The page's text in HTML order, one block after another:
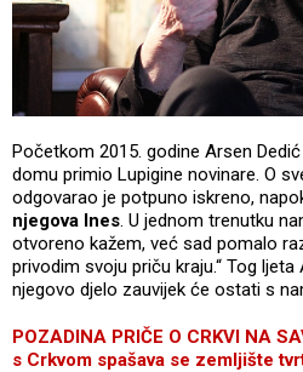
Početkom 2015. godine Arsen
domu primio Lupigine novinare. O
odgovarao je potpuno iskreno,
njegova Ines. U jednom trenutku
otvoreno kažem, već sad pomalo
privodim svoju priču kraju.“ Tog
njegovo djelo zauvijek će ostati s
POZADINA PRIČE O CRKVI NA
s Crkvom spašava se zemljište